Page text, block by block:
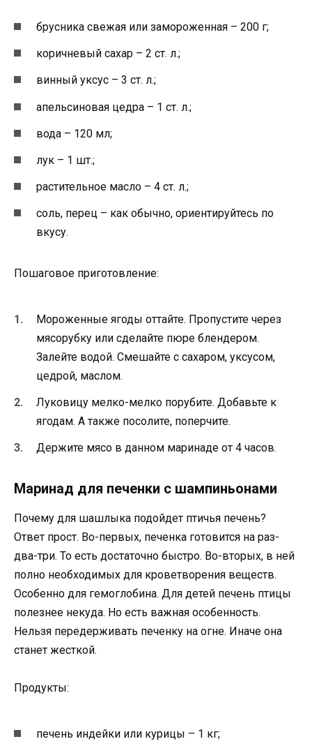
брусника свежая или замороженная – 200 г;
коричневый сахар – 2 ст. л.;
винный уксус – 3 ст. л.;
апельсиновая цедра – 1 ст. л.;
вода – 120 мл;
лук – 1 шт.;
растительное масло – 4 ст. л.;
соль, перец – как обычно, ориентируйтесь по
вкусу.
Пошаговое приготовление:
Мороженные ягоды оттайте. Пропустите через
мясорубку или сделайте пюре блендером.
Залейте водой. Смешайте с сахаром, уксусом,
цедрой, маслом.
Луковицу мелко-мелко порубите. Добавьте к
ягодам. А также посолите, поперчите.
Держите мясо в данном маринаде от 4 часов.
Маринад для печенки с шампиньонами
Почему для шашлыка подойдет птичья печень?
Ответ прост. Во-первых, печенка готовится на раз-
два-три. То есть достаточно быстро. Во-вторых, в ней
полно необходимых для кроветворения веществ.
Особенно для гемоглобина. Для детей печень птицы
полезнее некуда. Но есть важная особенность.
Нельзя передерживать печенку на огне. Иначе она
станет жесткой.
Продукты:
печень индейки или курицы – 1 кг;